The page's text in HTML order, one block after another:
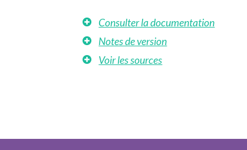
Consulter la documentation
Notes de version
Voir les sources